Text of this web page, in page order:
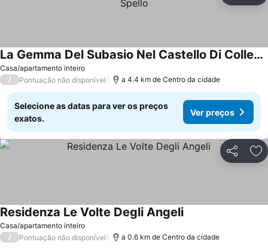
Casa/apartamento inteiro
La Gemma Del Subasio Nel Castello Di Collepino - Spello
/ Pontuação não disponível a 4.4 km de Centro da cidade
Selecione as datas para ver os preços
exatos.
Ver preços
Partilhar
Casa/apartamento inteiro
Residenza Le Volte Degli Angeli
/ Pontuação não disponível a 0.6 km de Centro da cidade